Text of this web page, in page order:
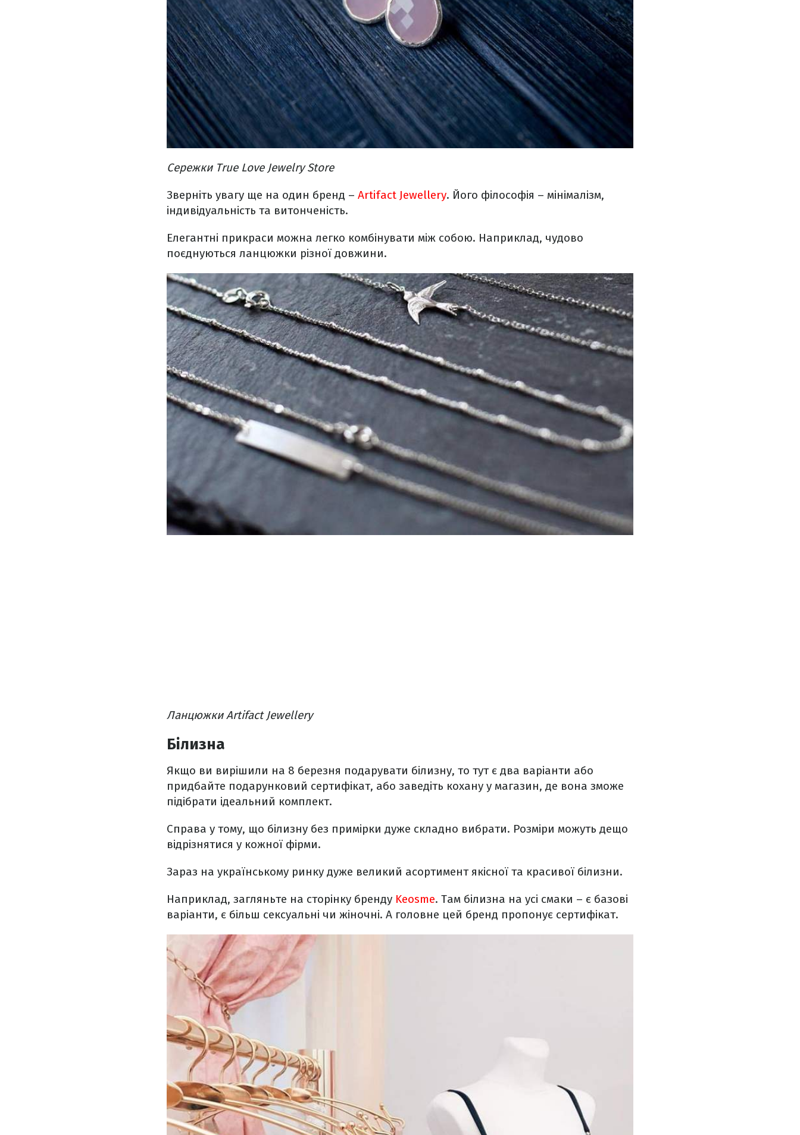
Сережки True Love Jewelry Store
Зверніть увагу ще на один бренд – Artifact Jewellery. Його філософія – мінімалізм,
індивідуальність та витонченість.
Елегантні прикраси можна легко комбінувати між собою. Наприклад, чудово
поєднуються ланцюжки різної довжини.
Ланцюжки Artifact Jewellery
Білизна
Якщо ви вирішили на 8 березня подарувати білизну, то тут є два варіанти або
придбайте подарунковий сертифікат, або заведіть кохану у магазин, де вона зможе
підібрати ідеальний комплект.
Справа у тому, що білизну без примірки дуже складно вибрати. Розміри можуть дещо
відрізнятися у кожної фірми.
Зараз на українському ринку дуже великий асортимент якісної та красивої білизни.
Наприклад, загляньте на сторінку бренду Keosme. Там білизна на усі смаки – є базові
варіанти, є більш сексуальні чи жіночні. А головне цей бренд пропонує сертифікат.